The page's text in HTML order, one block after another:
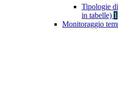
Tipologie
in tabelle) 1
Monitoraggio